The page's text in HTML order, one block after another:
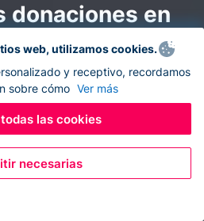
donaciones en
combina la
de fondos en
el sitio con
Live Kiosk.
un quiosco de donaciones y
efectivo durante eventos, en
web, utilizamos cookies.
y receptivo, recordamos
sobre cómo Ver más
las cookies
necesarias